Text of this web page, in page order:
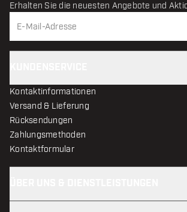
Erhalten Sie die neuesten Angebote und
Kontaktinformationen
Versand & Lieferung
Rücksendungen
Zahlungsmethoden
Kontaktformular